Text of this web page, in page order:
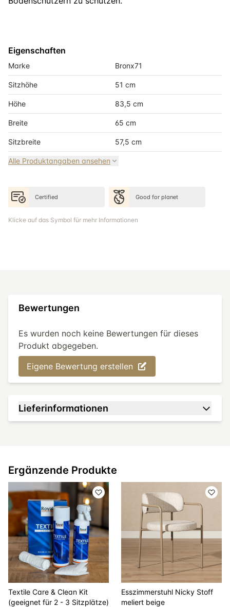
Eigenschaften
Marke Bronx71
Sitzhöhe 51 cm
Höhe 83,5 cm
Breite 65 cm
Sitzbreite 57,5 cm
Alle Produktangaben ansehen
Certified Good for planet
Klicke auf das Symbol für mehr Informationen
Bewertungen
Es wurden noch keine Bewertungen für dieses
Produkt abgegeben.
Eigene Bewertung erstellen
Lieferinformationen
Ergänzende Produkte
Textile Care & Clean Kit
(geeignet für 2 - 3 Sitzplätze)
Esszimmerstuhl Nicky Stoff
meliert beige